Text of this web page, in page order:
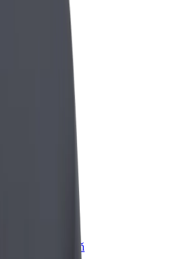
pravidiel
si každý týždeň